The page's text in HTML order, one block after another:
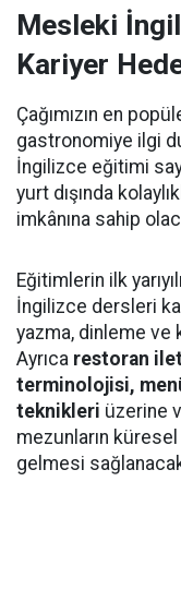
Mesleki
Kariyer
Çağımızın en
gastronomiye ilgi
İngilizce eğitimi
yurt dışında
imkânına sahip
Eğitimlerin ilk
İngilizce dersleri
yazma, dinleme
Ayrıca restoran
terminolojisi,
teknikleri üzerine
mezunların
gelmesi